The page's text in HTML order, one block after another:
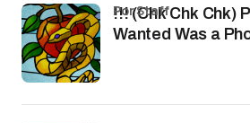
!!! (Chk Chk Chk)
Wanted Was a
por Staff